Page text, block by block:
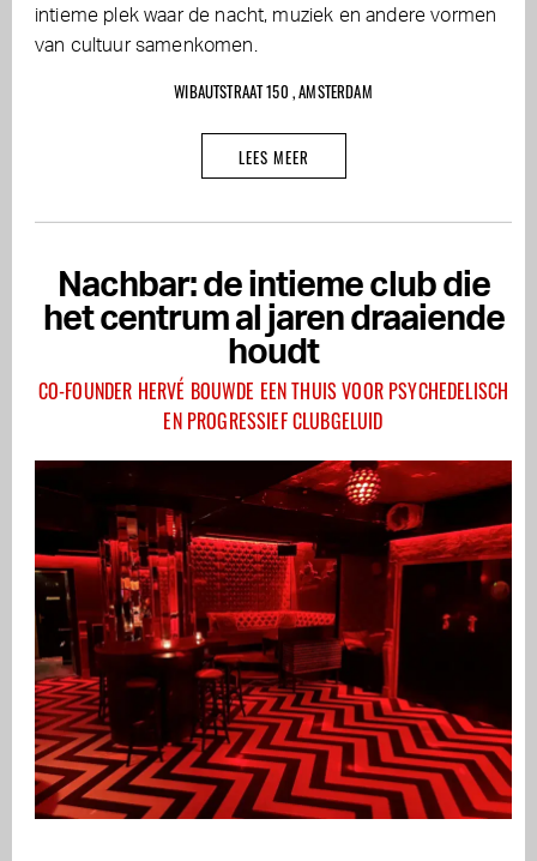
intieme plek waar de nacht, muziek en andere vormen
van cultuur samenkomen.
WIBAUTSTRAAT 150 , AMSTERDAM
LEES MEER
Nachbar: de intieme club die
het centrum al jaren draaiende
houdt
CO-FOUNDER HERVÉ BOUWDE EEN THUIS VOOR PSYCHEDELISCH
EN PROGRESSIEF CLUBGELUID